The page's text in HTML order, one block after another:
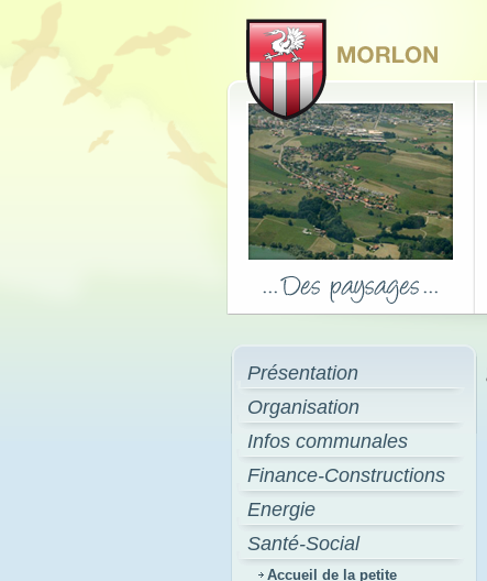
Présentation
Organisation
Infos communales
Finance-Constructions
Energie
Santé-Social
Accueil de la petite